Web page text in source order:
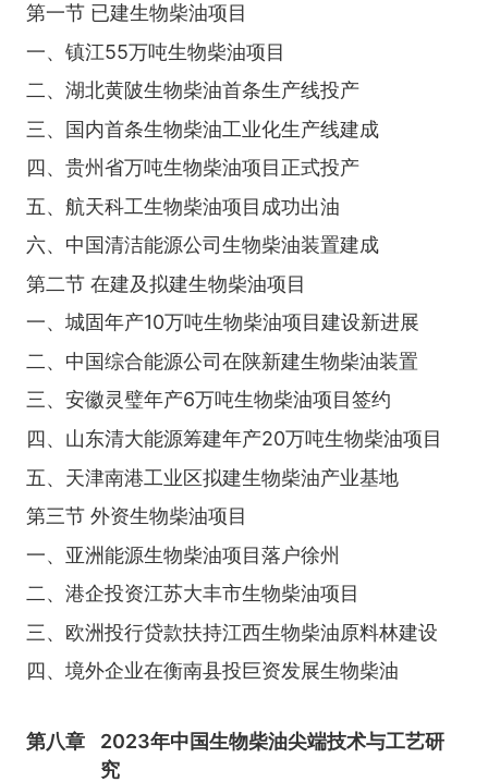
第一节 已建生物柴油项目
一、镇江55万吨生物柴油项目
二、湖北黄陂生物柴油首条生产线投产
三、国内首条生物柴油工业化生产线建成
四、贵州省万吨生物柴油项目正式投产
五、航天科工生物柴油项目成功出油
六、中国清洁能源公司生物柴油装置建成
第二节 在建及拟建生物柴油项目
一、城固年产10万吨生物柴油项目建设新进展
二、中国综合能源公司在陕新建生物柴油装置
三、安徽灵璧年产6万吨生物柴油项目签约
四、山东清大能源筹建年产20万吨生物柴油项目
五、天津南港工业区拟建生物柴油产业基地
第三节 外资生物柴油项目
一、亚洲能源生物柴油项目落户徐州
二、港企投资江苏大丰市生物柴油项目
三、欧洲投行贷款扶持江西生物柴油原料林建设
四、境外企业在衡南县投巨资发展生物柴油
第八章
2023年中国生物柴油尖端技术与工艺研
究